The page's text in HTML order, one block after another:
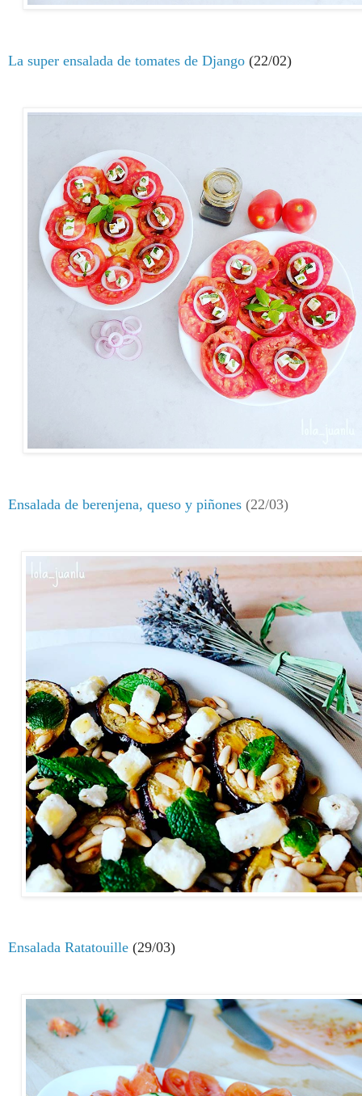
La super ensalada de tomates de Django (22/02)
Ensalada de berenjena, queso y piñones (22/03)
Ensalada Ratatouille (29/03)